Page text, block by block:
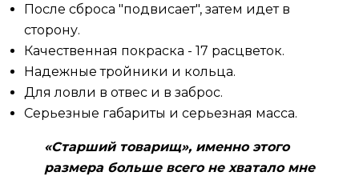
После сброса "подвисает", затем идет в
сторону.
Качественная покраска - 17 расцветок.
Надежные тройники и кольца.
Для ловли в отвес и в заброс.
Серьезные габариты и серьезная масса.
«Старший товарищ», именно этого
размера больше всего не хватало мне